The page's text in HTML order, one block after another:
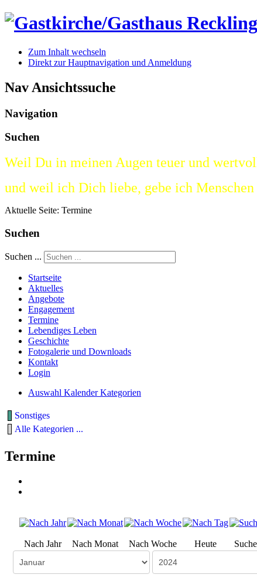
Zum Inhalt wechseln
Direkt zur Hauptnavigation und Anmeldung
Nav Ansichtssuche
Navigation
Suchen
Weil Du in meinen Augen teuer und
und weil ich Dich liebe, gebe ich
Aktuelle Seite: Termine
Suchen
Suchen ...
Startseite
Aktuelles
Angebote
Engagement
Termine
Lebendiges Leben
Geschichte
Fotogalerie und Downloads
Kontakt
Login
Auswahl Kalender Kategorien
Sonstiges
Alle Kategorien ...
Termine
Nach Jahr Nach Monat Nach Woche Heute Suche